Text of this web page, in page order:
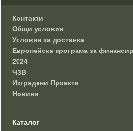
Контакти
Общи условия
Условия за доставка
Европейска програма за
2024
ЧЗВ
Изградени Проекти
Новини
Каталог